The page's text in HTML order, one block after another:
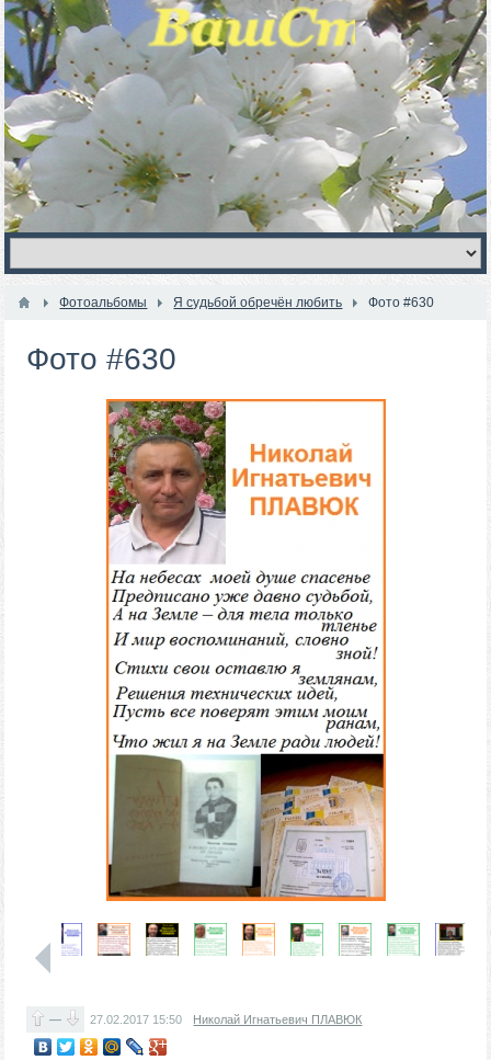
Фотоальбомы Я судьбой обречён любить Фото #630
Фото #630
— 27.02.2017 15:50 Николай Игнатьевич ПЛАВЮК